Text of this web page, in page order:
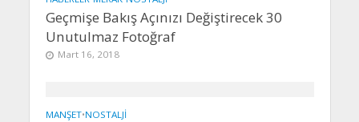
Geçmişe Bakış Açınızı Değiştirecek 30
Unutulmaz Fotoğraf
Mart 16, 2018
MANŞET•NOSTALJI